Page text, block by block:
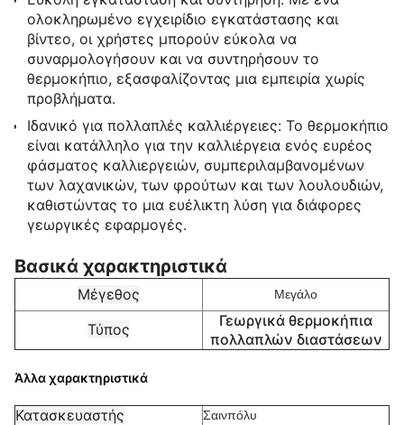
ολοκληρωμένο εγχειρίδιο εγκατάστασης και
βίντεο, οι χρήστες μπορούν εύκολα να
συναρμολογήσουν και να συντηρήσουν το
θερμοκήπιο, εξασφαλίζοντας μια εμπειρία χωρίς
προβλήματα.
Ιδανικό για πολλαπλές καλλιέργειες: Το θερμοκήπιο
είναι κατάλληλο για την καλλιέργεια ενός ευρέος
φάσματος καλλιεργειών, συμπεριλαμβανομένων
των λαχανικών, των φρούτων και των λουλουδιών,
καθιστώντας το μια ευέλικτη λύση για διάφορες
γεωργικές εφαρμογές.
Βασικά χαρακτηριστικά
Μέγεθος Μεγάλο
Τύπος
Γεωργικά θερμοκήπια
πολλαπλών διαστάσεων
Άλλα χαρακτηριστικά
Κατασκευαστής Σαινπόλυ